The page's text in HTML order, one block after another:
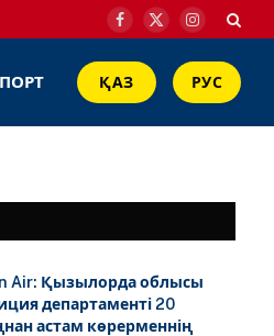
Facebook
X
Instagram
ҚАЗ РУС
Air: Қызылорда облысы
департаменті 20
астам көрерменнің